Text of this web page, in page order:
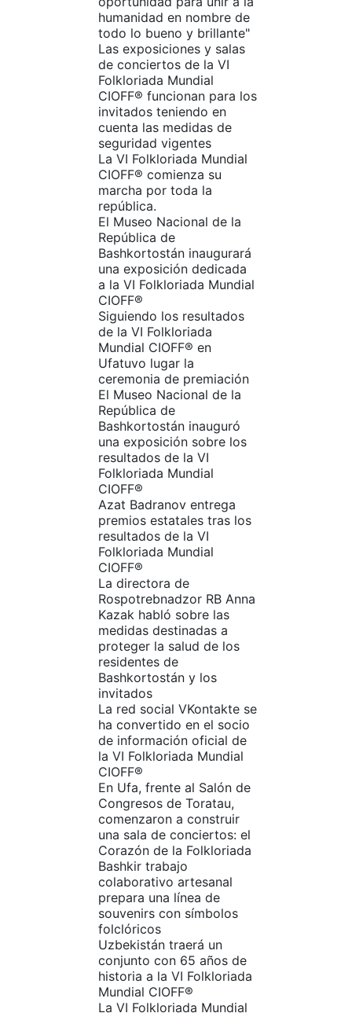
humanidad en nombre de
todo lo bueno y brillante"
Las exposiciones y salas
de conciertos de la VI
Folkloriada Mundial
CIOFF®️ funcionan para los
invitados teniendo en
cuenta las medidas de
seguridad vigentes
La VI Folkloriada Mundial
CIOFF®️ comienza su
marcha por toda la
república.
El Museo Nacional de la
República de
Bashkortostán inaugurará
una exposición dedicada
a la VI Folkloriada Mundial
CIOFF®️
Siguiendo los resultados
de la VI Folkloriada
Mundial CIOFF®️ en
Ufatuvo lugar la
ceremonia de premiación
El Museo Nacional de la
República de
Bashkortostán inauguró
una exposición sobre los
resultados de la VI
Folkloriada Mundial
CIOFF®️
Azat Badranov entrega
premios estatales tras los
resultados de la VI
Folkloriada Mundial
CIOFF®️
La directora de
Rospotrebnadzor RB Anna
Kazak habló sobre las
medidas destinadas a
proteger la salud de los
residentes de
Bashkortostán y los
invitados
La red social VKontakte se
ha convertido en el socio
de información oficial de
la VI Folkloriada Mundial
CIOFF®
En Ufa, frente al Salón de
Congresos de Toratau,
comenzaron a construir
una sala de conciertos: el
Corazón de la Folkloriada
Bashkir trabajo
colaborativo artesanal
prepara una línea de
souvenirs con símbolos
folclóricos
Uzbekistán traerá un
conjunto con 65 años de
historia a la VI Folkloriada
Mundial CIOFF®️
La VI Folkloriada Mundial